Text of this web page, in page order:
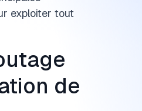
exploiter tout
de